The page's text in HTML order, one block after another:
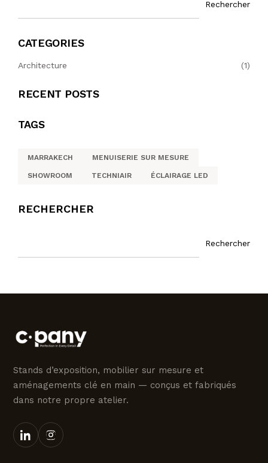
Rechercher
CATEGORIES
Architecture (1)
RECENT POSTS
TAGS
MARRAKECH MENUISERIE SUR MESURE
SHOWROOM TECHNIAIR ÉCLAIRAGE LED
RECHERCHER
Rechercher
Stands d’exposition, mobilier sur mesure et
aménagements clé en main — conçus et fabriqués
dans notre propre atelier.